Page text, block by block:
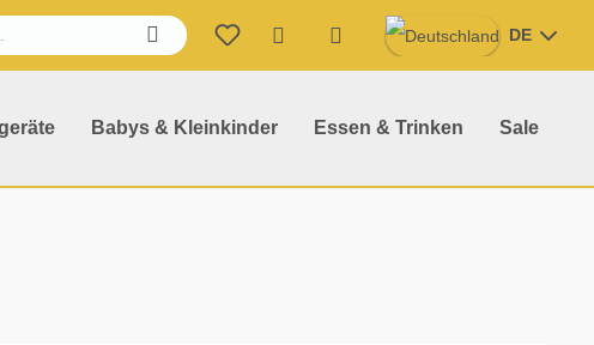
Babys & Kleinkinder Essen & Trinken Sale
Warenkorb enthält 0
DE